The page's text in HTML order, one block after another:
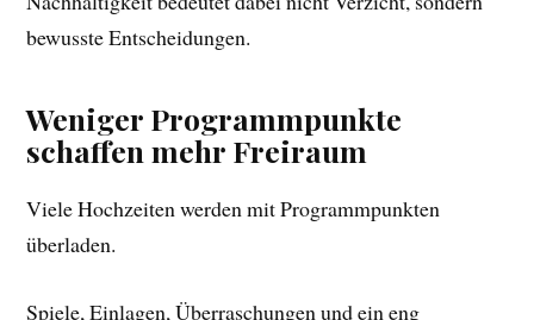
bewusste Entscheidungen.
Weniger Programmpunkte
schaffen mehr Freiraum
Viele Hochzeiten werden mit Programmpunkten
überladen.
Spiele, Einlagen, Überraschungen und ein eng